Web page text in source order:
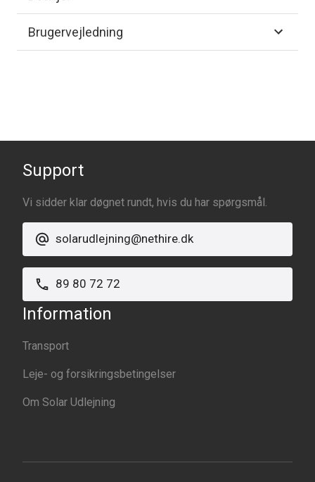
Brugervejledning
Support
Vi sidder klar døgnet rundt, hvis du har spørgsmål.
solarudlejning@nethire.dk
89 80 72 72
Information
Transport
Leje- og forsikringsbetingelser
Om Solar Udlejning